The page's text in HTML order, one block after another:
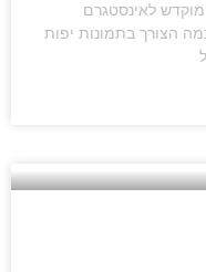
לאינסטגרם
הצורך בתמונות יפות